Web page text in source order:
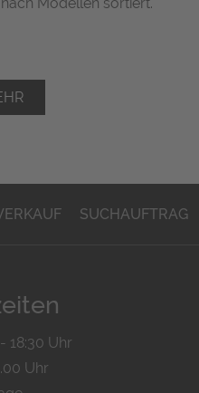
SUCHAUFTRAG
18:30 Uhr
Uhr